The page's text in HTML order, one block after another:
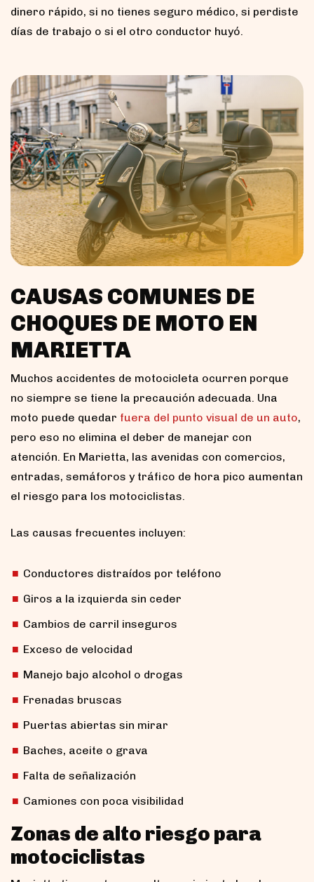
dinero rápido, si no tienes seguro médico, si perdiste
días de trabajo o si el otro conductor huyó.
CAUSAS COMUNES DE
CHOQUES DE MOTO EN
MARIETTA
Muchos accidentes de motocicleta ocurren porque
no siempre se tiene la precaución adecuada. Una
moto puede quedar fuera del punto visual de un auto,
pero eso no elimina el deber de manejar con
atención. En Marietta, las avenidas con comercios,
entradas, semáforos y tráfico de hora pico aumentan
el riesgo para los motociclistas.
Las causas frecuentes incluyen:
Conductores distraídos por teléfono
Giros a la izquierda sin ceder
Cambios de carril inseguros
Exceso de velocidad
Manejo bajo alcohol o drogas
Frenadas bruscas
Puertas abiertas sin mirar
Baches, aceite o grava
Falta de señalización
Camiones con poca visibilidad
Zonas de alto riesgo para
motociclistas